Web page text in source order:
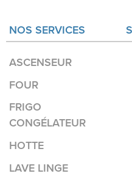
NOS SERVICES
ASCENSEUR
FOUR
FRIGO
CONGÉLATEUR
HOTTE
LAVE LINGE